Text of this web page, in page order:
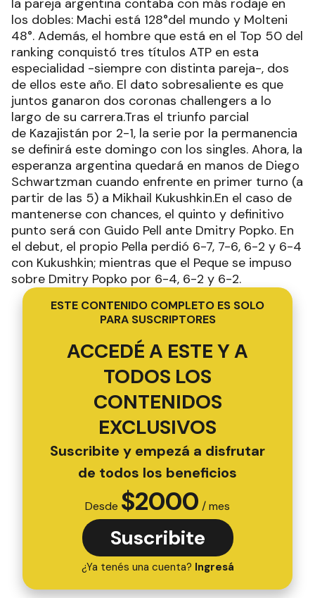
la pareja argentina contaba con más rodaje en
los dobles: Machi está 128°del mundo y Molteni
48°. Además, el hombre que está en el Top 50 del
ranking conquistó tres títulos ATP en esta
especialidad -siempre con distinta pareja-, dos
de ellos este año. El dato sobresaliente es que
juntos ganaron dos coronas challengers a lo
largo de su carrera.Tras el triunfo parcial
de Kazajistán por 2-1, la serie por la permanencia
se definirá este domingo con los singles. Ahora, la
esperanza argentina quedará en manos de Diego
Schwartzman cuando enfrente en primer turno (a
partir de las 5) a Mikhail Kukushkin.En el caso de
mantenerse con chances, el quinto y definitivo
punto será con Guido Pell ante Dmitry Popko. En
el debut, el propio Pella perdió 6-7, 7-6, 6-2 y 6-4
con Kukushkin; mientras que el Peque se impuso
sobre Dmitry Popko por 6-4, 6-2 y 6-2.
ESTE CONTENIDO COMPLETO ES SOLO
PARA SUSCRIPTORES
ACCEDÉ A ESTE Y A
TODOS LOS
CONTENIDOS
EXCLUSIVOS
Suscribite y empezá a disfrutar
de todos los beneficios
Desde $2000 / mes
Suscribite
¿Ya tenés una cuenta? Ingresá